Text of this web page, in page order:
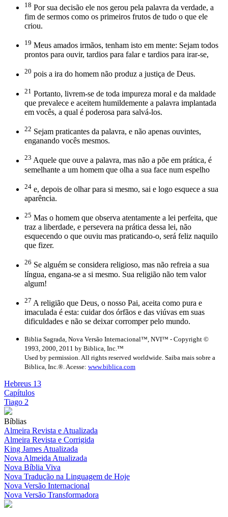
18 Por sua decisão ele nos gerou pela palavra da verdade, a
fim de sermos como os primeiros frutos de tudo o que ele
criou.
19 Meus amados irmãos, tenham isto em mente: Sejam todos
prontos para ouvir, tardios para falar e tardios para irar-se,
20 pois a ira do homem não produz a justiça de Deus.
21 Portanto, livrem-se de toda impureza moral e da maldade
que prevalece e aceitem humildemente a palavra implantada
em vocês, a qual é poderosa para salvá-los.
22 Sejam praticantes da palavra, e não apenas ouvintes,
enganando vocês mesmos.
23 Aquele que ouve a palavra, mas não a põe em prática, é
semelhante a um homem que olha a sua face num espelho
24 e, depois de olhar para si mesmo, sai e logo esquece a sua
aparência.
25 Mas o homem que observa atentamente a lei perfeita, que
traz a liberdade, e persevera na prática dessa lei, não
esquecendo o que ouviu mas praticando-o, será feliz naquilo
que fizer.
26 Se alguém se considera religioso, mas não refreia a sua
língua, engana-se a si mesmo. Sua religião não tem valor
algum!
27 A religião que Deus, o nosso Pai, aceita como pura e
imaculada é esta: cuidar dos órfãos e das viúvas em suas
dificuldades e não se deixar corromper pelo mundo.
Biblia Sagrada, Nova Versão Internacional™, NVI™ - Copyright ©
1993, 2000, 2011 by Biblica, Inc.™
Used by permission. All rights reserved worldwide. Saiba mais sobre a
Biblica, Inc.®. Acesse: www.biblica.com
Hebreus 13
Capítulos
Tiago 2
Bíblias
Almeira Revista e Atualizada
Almeira Revista e Corrigida
King James Atualizada
Nova Almeida Atualizada
Nova Bíblia Viva
Nova Tradução na Linguagem de Hoje
Nova Versão Internacional
Nova Versão Transformadora